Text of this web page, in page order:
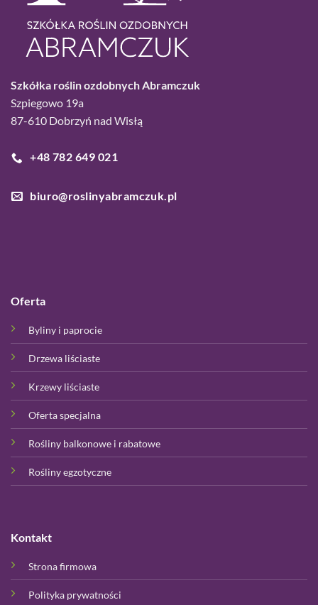
Szkółka roślin ozdobnych Abramczuk
Szpiegowo 19a
87-610 Dobrzyń nad Wisłą
+48 782 649 021
biuro@roslinyabramczuk.pl
Oferta
Byliny i paprocie
Drzewa liściaste
Krzewy liściaste
Oferta specjalna
Rośliny balkonowe i rabatowe
Rośliny egzotyczne
Kontakt
Strona firmowa
Polityka prywatności